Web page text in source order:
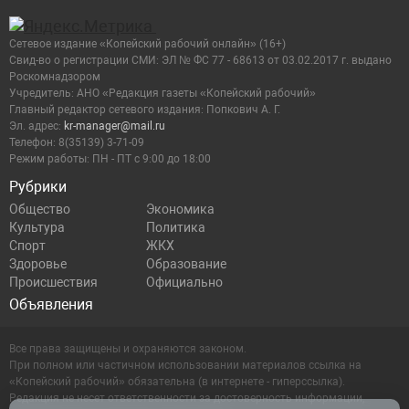
Рубрики
Общество
Экономика
Культура
Политика
Спорт
ЖКХ
Здоровье
Образование
Происшествия
Официально
Объявления
Сетевое издание «Копейский рабочий онлайн» (16+)
Cвид-во о регистрации СМИ: ЭЛ № ФС 77 - 68613 от 03.02.2017 г. выдано
Роскомнадзором
Учредитель: АНО «Редакция газеты «Копейский рабочий»
Главный редактор сетевого издания: Попкович А. Г.
Эл. адрес: kr-manager@mail.ru
Телефон: 8(35139) 3-71-09
Режим работы: ПН - ПТ с 9:00 до 18:00
Все права защищены и охраняются законом.
При полном или частичном использовании материалов ссылка на
«Копейский рабочий» обязательна (в интернете - гиперссылка).
Редакция не несет ответственности за достоверность информации,